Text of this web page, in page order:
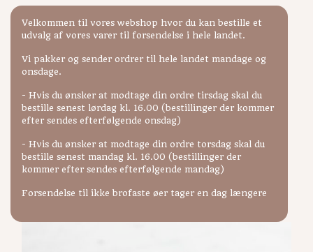
Velkommen til vores webshop hvor du kan bestille et
udvalg af vores varer til forsendelse i hele landet.
Vi pakker og sender ordrer til hele landet mandage og
onsdage.
- Hvis du ønsker at modtage din ordre tirsdag skal du
bestille senest lørdag kl. 16.00 (bestillinger der kommer
efter sendes efterfølgende onsdag)
- Hvis du ønsker at modtage din ordre torsdag skal du
bestille senest mandag kl. 16.00 (bestillinger der
kommer efter sendes efterfølgende mandag)
Forsendelse til ikke brofaste øer tager en dag længere